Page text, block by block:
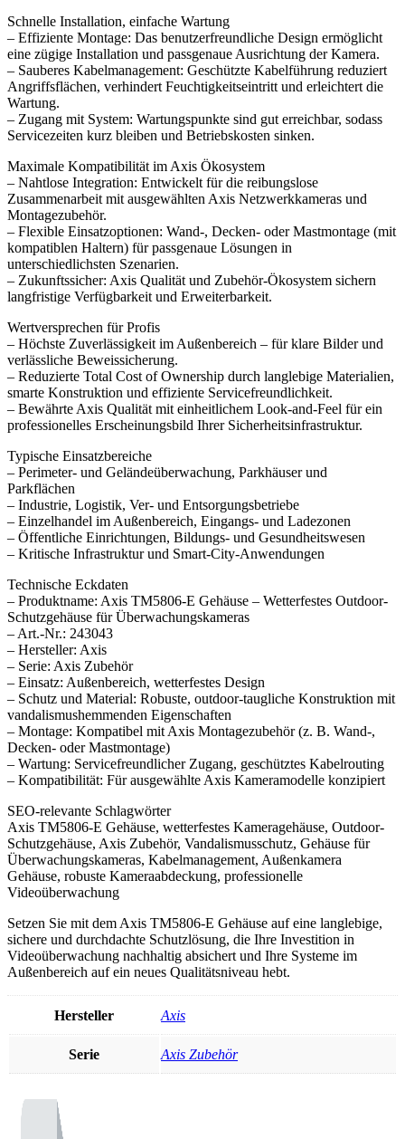
Schnelle Installation, einfache Wartung
– Effiziente Montage: Das benutzerfreundliche Design ermöglicht
eine zügige Installation und passgenaue Ausrichtung der Kamera.
– Sauberes Kabelmanagement: Geschützte Kabelführung reduziert
Angriffsflächen, verhindert Feuchtigkeitseintritt und erleichtert die
Wartung.
– Zugang mit System: Wartungspunkte sind gut erreichbar, sodass
Servicezeiten kurz bleiben und Betriebskosten sinken.
Maximale Kompatibilität im Axis Ökosystem
– Nahtlose Integration: Entwickelt für die reibungslose
Zusammenarbeit mit ausgewählten Axis Netzwerkkameras und
Montagezubehör.
– Flexible Einsatzoptionen: Wand-, Decken- oder Mastmontage (mit
kompatiblen Haltern) für passgenaue Lösungen in
unterschiedlichsten Szenarien.
– Zukunftssicher: Axis Qualität und Zubehör-Ökosystem sichern
langfristige Verfügbarkeit und Erweiterbarkeit.
Wertversprechen für Profis
– Höchste Zuverlässigkeit im Außenbereich – für klare Bilder und
verlässliche Beweissicherung.
– Reduzierte Total Cost of Ownership durch langlebige Materialien,
smarte Konstruktion und effiziente Servicefreundlichkeit.
– Bewährte Axis Qualität mit einheitlichem Look-and-Feel für ein
professionelles Erscheinungsbild Ihrer Sicherheitsinfrastruktur.
Typische Einsatzbereiche
– Perimeter- und Geländeüberwachung, Parkhäuser und
Parkflächen
– Industrie, Logistik, Ver- und Entsorgungsbetriebe
– Einzelhandel im Außenbereich, Eingangs- und Ladezonen
– Öffentliche Einrichtungen, Bildungs- und Gesundheitswesen
– Kritische Infrastruktur und Smart-City-Anwendungen
Technische Eckdaten
– Produktname: Axis TM5806-E Gehäuse – Wetterfestes Outdoor-
Schutzgehäuse für Überwachungskameras
– Art.-Nr.: 243043
– Hersteller: Axis
– Serie: Axis Zubehör
– Einsatz: Außenbereich, wetterfestes Design
– Schutz und Material: Robuste, outdoor-taugliche Konstruktion mit
vandalismushemmenden Eigenschaften
– Montage: Kompatibel mit Axis Montagezubehör (z. B. Wand-,
Decken- oder Mastmontage)
– Wartung: Servicefreundlicher Zugang, geschütztes Kabelrouting
– Kompatibilität: Für ausgewählte Axis Kameramodelle konzipiert
SEO-relevante Schlagwörter
Axis TM5806-E Gehäuse, wetterfestes Kameragehäuse, Outdoor-
Schutzgehäuse, Axis Zubehör, Vandalismusschutz, Gehäuse für
Überwachungskameras, Kabelmanagement, Außenkamera
Gehäuse, robuste Kameraabdeckung, professionelle
Videoüberwachung
Setzen Sie mit dem Axis TM5806-E Gehäuse auf eine langlebige,
sichere und durchdachte Schutzlösung, die Ihre Investition in
Videoüberwachung nachhaltig absichert und Ihre Systeme im
Außenbereich auf ein neues Qualitätsniveau hebt.
Hersteller Axis
Serie Axis Zubehör